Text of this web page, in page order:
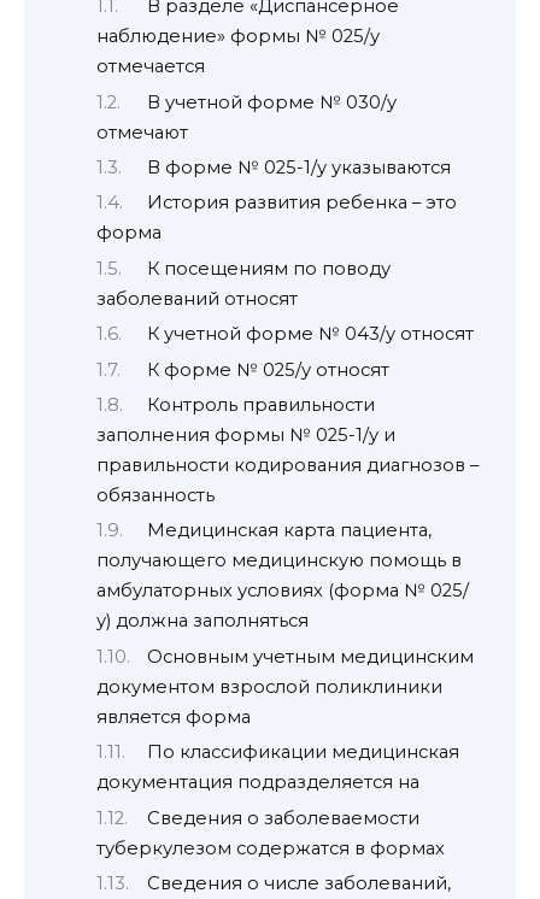
В разделе «Диспансерное
наблюдение» формы № 025/у
отмечается
В учетной форме № 030/у
отмечают
В форме № 025-1/у указываются
История развития ребенка – это
форма
К посещениям по поводу
заболеваний относят
К учетной форме № 043/у относят
К форме № 025/у относят
Контроль правильности
заполнения формы № 025-1/у и
правильности кодирования диагнозов –
обязанность
Медицинская карта пациента,
получающего медицинскую помощь в
амбулаторных условиях (форма № 025/
у) должна заполняться
Основным учетным медицинским
документом взрослой поликлиники
является форма
По классификации медицинская
документация подразделяется на
Сведения о заболеваемости
туберкулезом содержатся в формах
Сведения о числе заболеваний,